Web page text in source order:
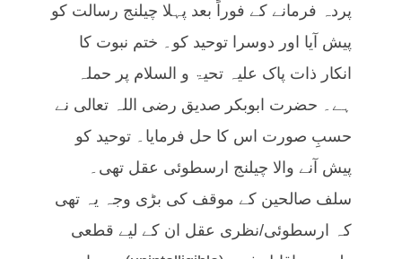
پردہ فرمانے کے فوراً بعد پہلا چیلنج رسالت کو
پیش آیا اور دوسرا توحید کو۔ ختم نبوت کا
انکار ذات پاک علیہ تحیۃ و السلام پر حملہ
ہے۔ حضرت ابوبکر صدیق رضی اللہ تعالی نے
حسبِ صورت اس کا حل فرمایا۔ توحید کو
پیش آنے والا چیلنج ارسطوئی عقل تھی۔
سلف صالحین کے موقف کی بڑی وجہ یہ تھی
کہ ارسطوئی/نظری عقل ان کے لیے قطعی